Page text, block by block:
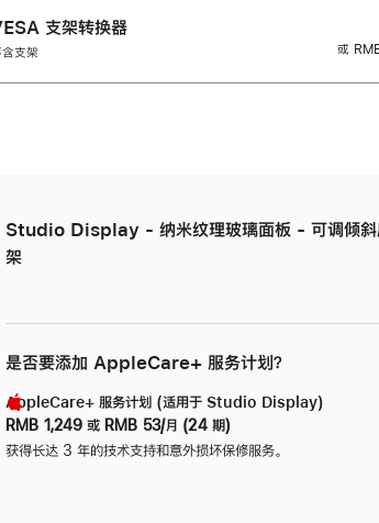
支架转换器
含支架
或
Studio Display - 纳米纹理玻璃面板 - 可调倾斜
架
是否要添加 AppleCare+ 服务计划？
AppleCare+ 服务计划 (适用于 Studio Display)
RMB 1,249 或 RMB 53/月 (24 期)
获得长达 3 年的技术支持和意外损坏保修服务。